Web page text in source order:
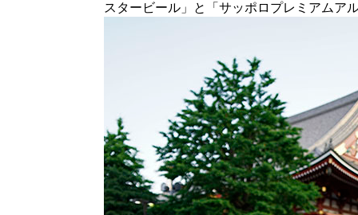
スタービール」と「サッポロプレミアムア